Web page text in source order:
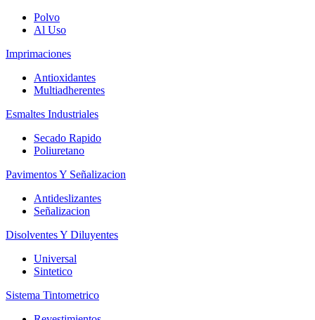
Polvo
Al Uso
Imprimaciones
Antioxidantes
Multiadherentes
Esmaltes Industriales
Secado Rapido
Poliuretano
Pavimentos Y Señalizacion
Antideslizantes
Señalizacion
Disolventes Y Diluyentes
Universal
Sintetico
Sistema Tintometrico